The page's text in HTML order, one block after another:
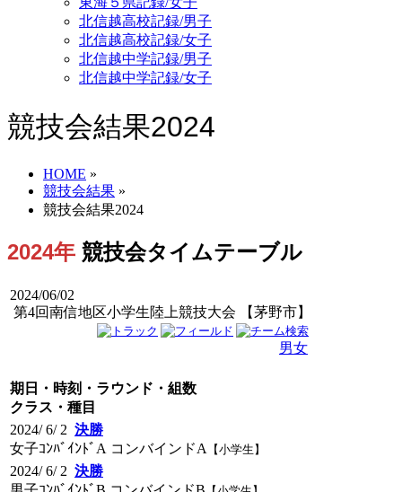
北信越高校記録/男子
北信越高校記録/女子
北信越中学記録/男子
北信越中学記録/女子
競技会結果2024
HOME »
競技会結果 »
競技会結果2024
2024年 競技会タイムテーブル
2024/06/02
第4回南信地区小学生陸上競技大会 【茅野市】
男女
期日・時刻・ラウンド・組数
クラス・種目
2024/ 6/ 2 決勝
女子ｺﾝﾊﾞｲﾝﾄﾞA コンバインドA
【小学生】
2024/ 6/ 2 決勝